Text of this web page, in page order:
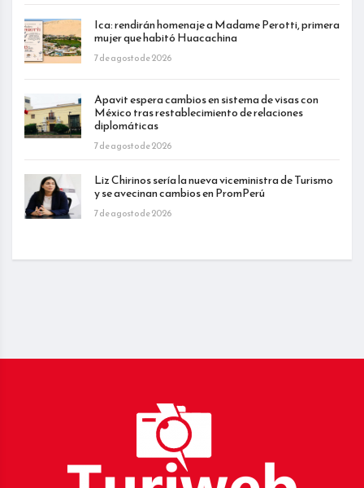
Ica: rendirán homenaje a Madame Perotti, primera
mujer que habitó Huacachina
7 de agosto de 2026
Apavit espera cambios en sistema de visas con
México tras restablecimiento de relaciones
diplomáticas
7 de agosto de 2026
Liz Chirinos sería la nueva viceministra de Turismo
y se avecinan cambios en PromPerú
7 de agosto de 2026